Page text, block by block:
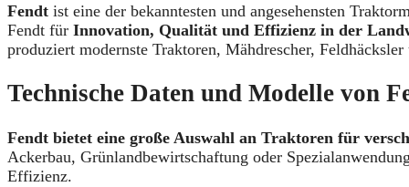
Fendt ist eine der bekanntesten und angesehensten
Fendt für Innovation, Qualität und Effizienz in der
produziert modernste Traktoren, Mähdrescher,
Technische Daten und Modelle von
Fendt bietet eine große Auswahl an Traktoren für
Ackerbau, Grünlandbewirtschaftung oder
Effizienz.